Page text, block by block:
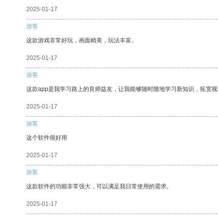
2025-01-17
游客
这款游戏非常好玩，画面精美，玩法丰富。
2025-01-17
游客
这款app是我学习路上的良师益友，让我能够随时随地学习新知识，拓宽
2025-01-17
游客
这个软件很好用
2025-01-17
游客
这款软件的功能非常强大，可以满足我日常使用的需求。
2025-01-17